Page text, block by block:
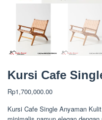
Kursi Cafe
Rp1,700,000.00
Kursi Cafe Single Anyaman